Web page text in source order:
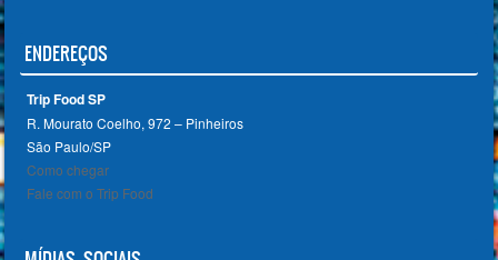
ENDEREÇOS
Trip Food SP
R. Mourato Coelho, 972 – Pinheiros
São Paulo/SP ‎
Como chegar
Fale com o Trip Food